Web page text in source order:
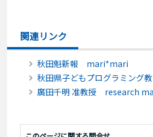
関連リンク
秋田魁新報 mari*mari
秋田県子どもプログラミング
廣田千明 准教授 research